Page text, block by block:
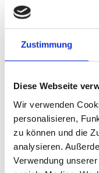
Zustimmung
Diese Webseite
Wir verwenden
personalisieren,
zu können und die
analysieren.
Verwendung